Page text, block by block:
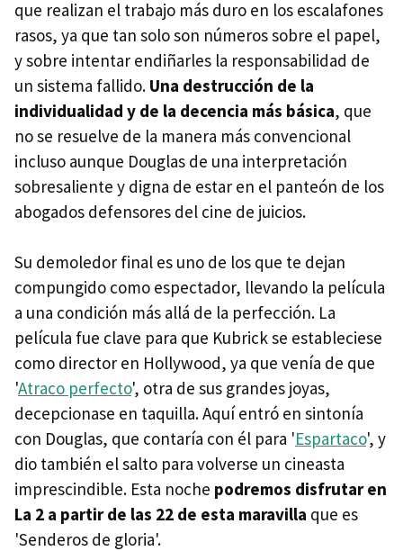
que realizan el trabajo más duro en los escalafones
rasos, ya que tan solo son números sobre el papel,
y sobre intentar endiñarles la responsabilidad de
un sistema fallido. Una destrucción de la
individualidad y de la decencia más básica, que
no se resuelve de la manera más convencional
incluso aunque Douglas de una interpretación
sobresaliente y digna de estar en el panteón de los
abogados defensores del cine de juicios.
Su demoledor final es uno de los que te dejan
compungido como espectador, llevando la película
a una condición más allá de la perfección. La
película fue clave para que Kubrick se estableciese
como director en Hollywood, ya que venía de que
'Atraco perfecto', otra de sus grandes joyas,
decepcionase en taquilla. Aquí entró en sintonía
con Douglas, que contaría con él para 'Espartaco', y
dio también el salto para volverse un cineasta
imprescindible. Esta noche podremos disfrutar en
La 2 a partir de las 22 de esta maravilla que es
'Senderos de gloria'.